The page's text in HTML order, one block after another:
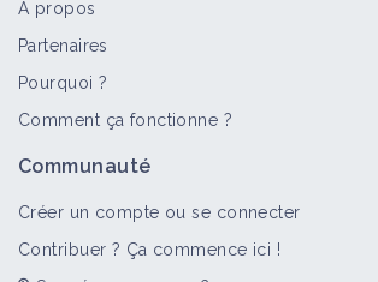
À propos
Partenaires
Pourquoi ?
Comment ça fonctionne ?
Communauté
Créer un compte ou se connecter
Contribuer ? Ça commence ici !